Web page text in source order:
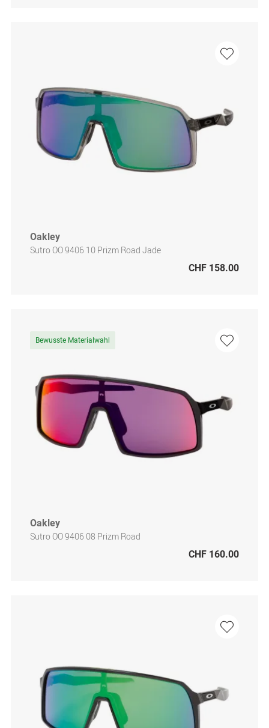
Oakley
Sutro OO 9406 10 Prizm Road Jade
CHF 158.00
Bewusste Materialwahl
Oakley
Sutro OO 9406 08 Prizm Road
CHF 160.00